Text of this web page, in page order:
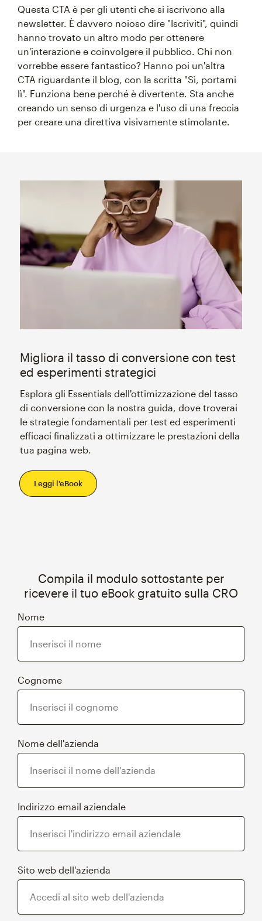
Questa CTA è per gli utenti che si iscrivono alla
newsletter. È davvero noioso dire "Iscriviti", quindi
hanno trovato un altro modo per ottenere
un'interazione e coinvolgere il pubblico. Chi non
vorrebbe essere fantastico? Hanno poi un'altra
CTA riguardante il blog, con la scritta "Sì, portami
lì". Funziona bene perché è divertente. Sta anche
creando un senso di urgenza e l'uso di una freccia
per creare una direttiva visivamente stimolante.
Migliora il tasso di conversione con test
ed esperimenti strategici
Esplora gli Essentials dell'ottimizzazione del tasso
di conversione con la nostra guida, dove troverai
le strategie fondamentali per test ed esperimenti
efficaci finalizzati a ottimizzare le prestazioni della
tua pagina web.
Leggi l'eBook
Compila il modulo sottostante per
ricevere il tuo eBook gratuito sulla CRO
Nome
Cognome
Nome dell'azienda
Indirizzo email aziendale
Sito web dell'azienda